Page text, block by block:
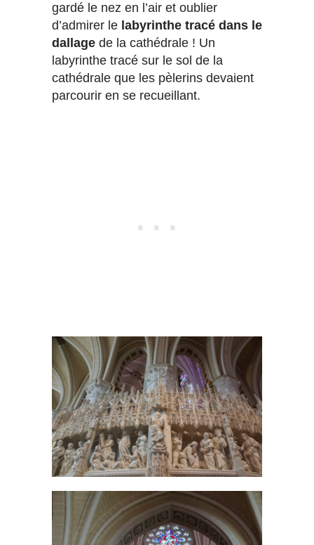
gardé le nez en l’air et oublier
d’admirer le labyrinthe tracé dans le
dallage de la cathédrale ! Un
labyrinthe tracé sur le sol de la
cathédrale que les pèlerins devaient
parcourir en se recueillant.